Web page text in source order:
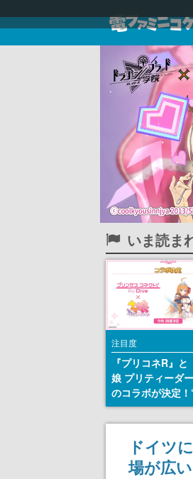
いま読ま
注目度
『プリコネR』と
娘 プリティーダー
のコラボが決定！
170連無料”の8.5
ャンペーンなど
ドイツ
場が広